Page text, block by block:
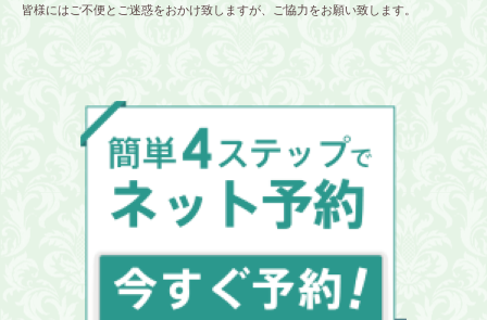
皆様にはご不便とご迷惑をおかけ致しますが、ご協力をお願い致します。